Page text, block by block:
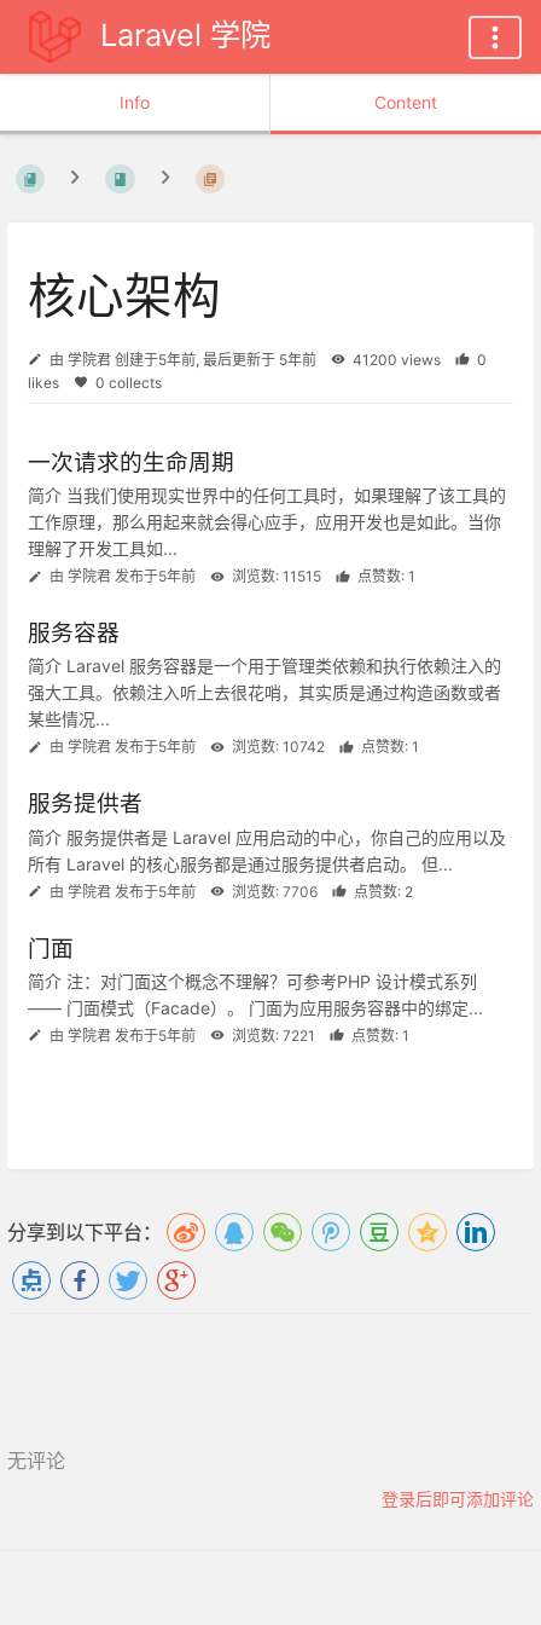
Laravel 学院
Info Content
核心架构
由 学院君 创建于5年前, 最后更新于 5年前 41200 views
0
likes
0 collects
一次请求的生命周期
简介 当我们使用现实世界中的任何工具时，如果理解了该工具的
工作原理，那么用起来就会得心应手，应用开发也是如此。当你
理解了开发工具如...
由 学院君 发布于5年前 浏览数: 11515 点赞数: 1
服务容器
简介 Laravel 服务容器是一个用于管理类依赖和执行依赖注入的
强大工具。依赖注入听上去很花哨，其实质是通过构造函数或者
某些情况...
由 学院君 发布于5年前 浏览数: 10742 点赞数: 1
服务提供者
简介 服务提供者是 Laravel 应用启动的中心，你自己的应用以及
所有 Laravel 的核心服务都是通过服务提供者启动。 但...
由 学院君 发布于5年前 浏览数: 7706 点赞数: 2
门面
简介 注：对门面这个概念不理解？可参考PHP 设计模式系列
—— 门面模式（Facade）。 门面为应用服务容器中的绑定...
由 学院君 发布于5年前 浏览数: 7221 点赞数: 1
分享到以下平台：
无评论
登录后即可添加评论